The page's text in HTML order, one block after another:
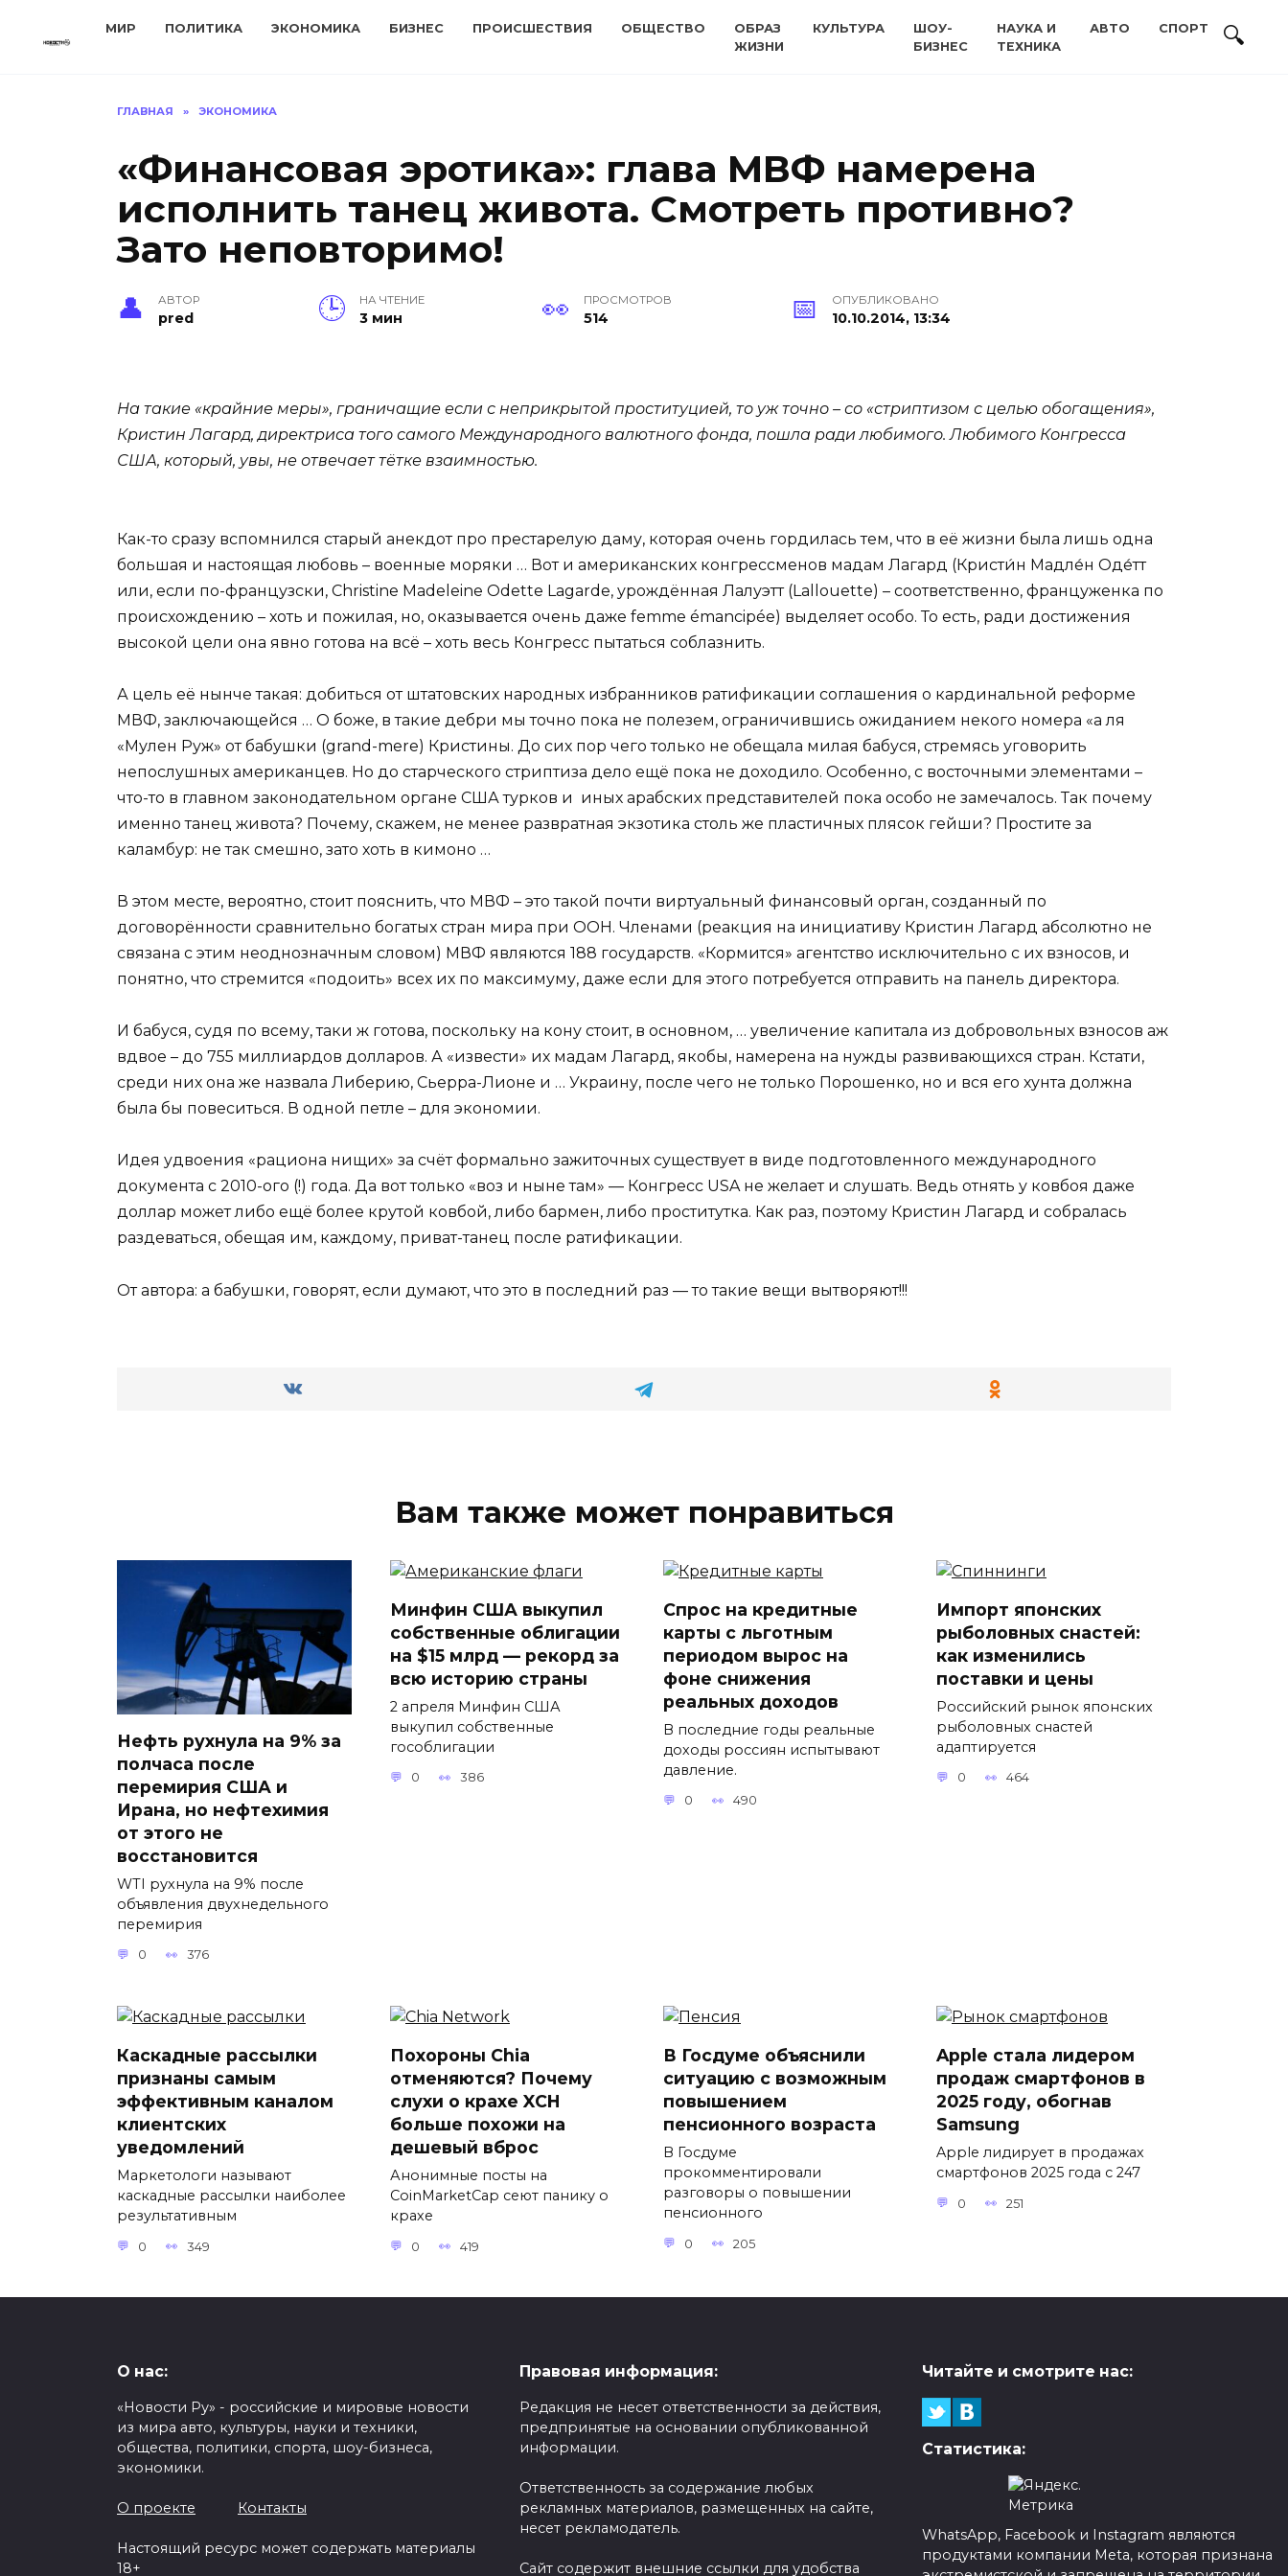
МИР ПОЛИТИКА ЭКОНОМИКА БИЗНЕС ПРОИСШЕСТВИЯ ОБЩЕСТВО
ОБРАЗ
ЖИЗНИ
КУЛЬТУРА
ШОУ-
БИЗНЕС
НАУКА И
ТЕХНИКА
АВТО СПОРТ
ГЛАВНАЯ » ЭКОНОМИКА
«Финансовая эротика»: глава МВФ намерена
исполнить танец живота. Смотреть противно?
Зато неповторимо!
АВТОР
pred
НА ЧТЕНИЕ
3 мин
ПРОСМОТРОВ
514
ОПУБЛИКОВАНО
10.10.2014, 13:34
На такие «крайние меры», граничащие если с неприкрытой проституцией, то уж точно – со «стриптизом с целью обогащения»,
Кристин Лагард, директриса того самого Международного валютного фонда, пошла ради любимого. Любимого Конгресса
США, который, увы, не отвечает тётке взаимностью.
Как-то сразу вспомнился старый анекдот про престарелую даму, которая очень гордилась тем, что в её жизни была лишь одна
большая и настоящая любовь – военные моряки … Вот и американских конгрессменов мадам Лагард (Кристи́н Мадле́н Оде́тт
или, если по-французски, Christine Madeleine Odette Lagarde, урождённая Лалуэтт (Lallouette) – соответственно, француженка по
происхождению – хоть и пожилая, но, оказывается очень даже femme émancipée) выделяет особо. То есть, ради достижения
высокой цели она явно готова на всё – хоть весь Конгресс пытаться соблазнить.
А цель её нынче такая: добиться от штатовских народных избранников ратификации соглашения о кардинальной реформе
МВФ, заключающейся … О боже, в такие дебри мы точно пока не полезем, ограничившись ожиданием некого номера «а ля
«Мулен Руж» от бабушки (grand-mere) Кристины. До сих пор чего только не обещала милая бабуся, стремясь уговорить
непослушных американцев. Но до старческого стриптиза дело ещё пока не доходило. Особенно, с восточными элементами –
что-то в главном законодательном органе США турков и иных арабских представителей пока особо не замечалось. Так почему
именно танец живота? Почему, скажем, не менее развратная экзотика столь же пластичных плясок гейши? Простите за
каламбур: не так смешно, зато хоть в кимоно …
В этом месте, вероятно, стоит пояснить, что МВФ – это такой почти виртуальный финансовый орган, созданный по
договорённости сравнительно богатых стран мира при ООН. Членами (реакция на инициативу Кристин Лагард абсолютно не
связана с этим неоднозначным словом) МВФ являются 188 государств. «Кормится» агентство исключительно с их взносов, и
понятно, что стремится «подоить» всех их по максимуму, даже если для этого потребуется отправить на панель директора.
И бабуся, судя по всему, таки ж готова, поскольку на кону стоит, в основном, … увеличение капитала из добровольных взносов аж
вдвое – до 755 миллиардов долларов. А «извести» их мадам Лагард, якобы, намерена на нужды развивающихся стран. Кстати,
среди них она же назвала Либерию, Сьерра-Лионе и … Украину, после чего не только Порошенко, но и вся его хунта должна
была бы повеситься. В одной петле – для экономии.
Идея удвоения «рациона нищих» за счёт формально зажиточных существует в виде подготовленного международного
документа с 2010-ого (!) года. Да вот только «воз и ныне там» — Конгресс USA не желает и слушать. Ведь отнять у ковбоя даже
доллар может либо ещё более крутой ковбой, либо бармен, либо проститутка. Как раз, поэтому Кристин Лагард и собралась
раздеваться, обещая им, каждому, приват-танец после ратификации.
От автора: а бабушки, говорят, если думают, что это в последний раз — то такие вещи вытворяют!!!
Вам также может понравиться
Нефть рухнула на 9% за
полчаса после
перемирия США и
Ирана, но нефтехимия
от этого не
восстановится
WTI рухнула на 9% после
объявления двухнедельного
перемирия
0 376
Минфин США выкупил
собственные облигации
на $15 млрд — рекорд за
всю историю страны
2 апреля Минфин США
выкупил собственные
гособлигации
0 386
Спрос на кредитные
карты с льготным
периодом вырос на
фоне снижения
реальных доходов
В последние годы реальные
доходы россиян испытывают
давление.
0 490
Импорт японских
рыболовных снастей:
как изменились
поставки и цены
Российский рынок японских
рыболовных снастей
адаптируется
0 464
Каскадные рассылки
признаны самым
эффективным каналом
клиентских
уведомлений
Маркетологи называют
каскадные рассылки наиболее
результативным
0 349
Похороны Chia
отменяются? Почему
слухи о крахе XCH
больше похожи на
дешевый вброс
Анонимные посты на
CoinMarketCap сеют панику о
крахе
0 419
В Госдуме объяснили
ситуацию с возможным
повышением
пенсионного возраста
В Госдуме
прокомментировали
разговоры о повышении
пенсионного
0 205
Apple стала лидером
продаж смартфонов в
2025 году, обогнав
Samsung
Apple лидирует в продажах
смартфонов 2025 года с 247
0 251
О нас:
«Новости Ру» - российские и мировые новости
из мира авто, культуры, науки и техники,
общества, политики, спорта, шоу-бизнеса,
экономики.
О проекте Контакты
Настоящий ресурс может содержать материалы
18+
Правовая информация:
Редакция не несет ответственности за действия,
предпринятые на основании опубликованной
информации.
Ответственность за содержание любых
рекламных материалов, размещенных на сайте,
несет рекламодатель.
Сайт содержит внешние ссылки для удобства
Читайте и смотрите нас:
Статистика:
WhatsApp, Facebook и Instagram являются
продуктами компании Meta, которая признана